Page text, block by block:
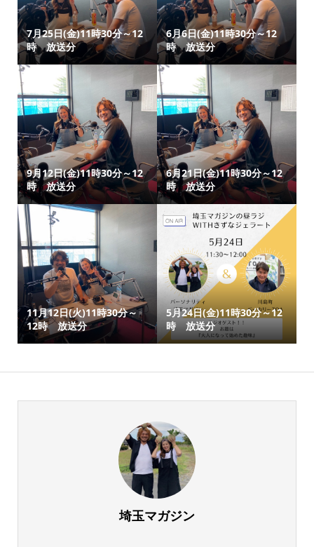
7月25日(金)11時30分～12
時 放送分
6月6日(金)11時30分～12
時 放送分
9月12日(金)11時30分～12
時 放送分
6月21日(金)11時30分～12
時 放送分
11月12日(火)11時30分～
12時 放送分
5月24日(金)11時30分～12
時 放送分
埼玉マガジン